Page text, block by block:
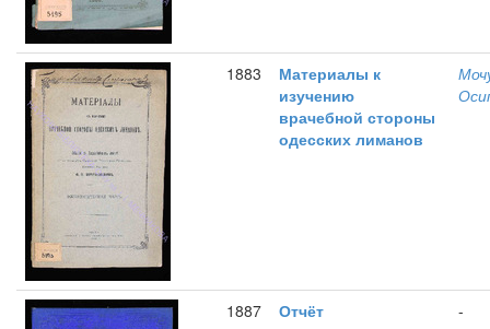
1883
Материалы к
изучению
врачебной стороны
одесских лиманов
1887
Отчёт
-